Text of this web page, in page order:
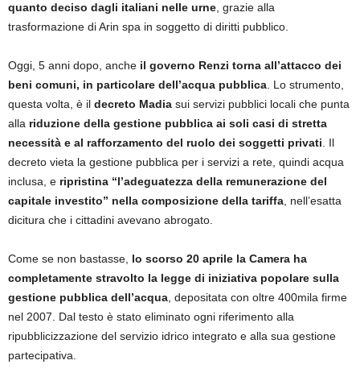
quanto deciso dagli italiani nelle urne, grazie alla
trasformazione di Arin spa in soggetto di diritti pubblico.
Oggi, 5 anni dopo, anche il governo Renzi torna all’attacco dei
beni comuni, in particolare dell’acqua pubblica. Lo strumento,
questa volta, è il decreto Madia sui servizi pubblici locali che punta
alla riduzione della gestione pubblica ai soli casi di stretta
necessità e al rafforzamento del ruolo dei soggetti privati. Il
decreto vieta la gestione pubblica per i servizi a rete, quindi acqua
inclusa, e ripristina “l’adeguatezza della remunerazione del
capitale investito” nella composizione della tariffa, nell’esatta
dicitura che i cittadini avevano abrogato.
Come se non bastasse, lo scorso 20 aprile la Camera ha
completamente stravolto la legge di iniziativa popolare sulla
gestione pubblica dell’acqua, depositata con oltre 400mila firme
nel 2007. Dal testo è stato eliminato ogni riferimento alla
ripubblicizzazione del servizio idrico integrato e alla sua gestione
partecipativa.